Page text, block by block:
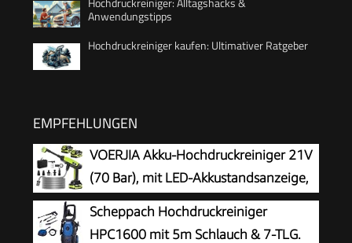
Anwendungstipps
Hochdruckreiniger kaufen: Ultimativer Ratgeber
EMPFEHLUNGEN
VOERJIA Akku-Hochdruckreiniger 21V
(70 Bar), mit LED-Akkustandsanzeige,
2X 4,0 Ah Akkus, 400 L/h, 6-in-1 Düse
für Auto, Fahrrad, Terrasse & Camping, Grün
Scheppach Hochdruckreiniger
HPC1600 mit 5m Schlauch & 7-TLG.